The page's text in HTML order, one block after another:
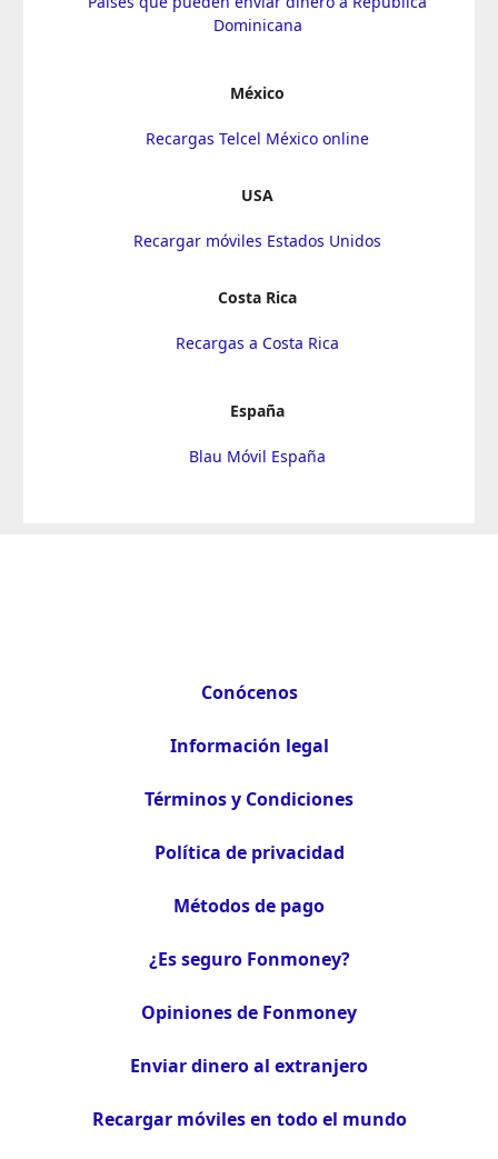
Dominicana
México
Recargas Telcel México online
USA
Recargar móviles Estados Unidos
Costa Rica
Recargas a Costa Rica
España
Blau Móvil España
Conócenos
Información legal
Términos y Condiciones
Política de privacidad
Métodos de pago
¿Es seguro Fonmoney?
Opiniones de Fonmoney
Enviar dinero al extranjero
Recargar móviles en todo el mundo